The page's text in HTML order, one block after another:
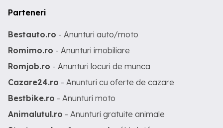
Parteneri
Bestauto.ro - Anunturi auto/moto
Romimo.ro - Anunturi imobiliare
Romjob.ro - Anunturi locuri de munca
Cazare24.ro - Anunturi cu oferte de cazare
Bestbike.ro - Anunturi moto
Animalutul.ro - Anunturi gratuite animale